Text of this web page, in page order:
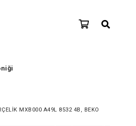
MXB000 A49L 8532 4B, BEKO